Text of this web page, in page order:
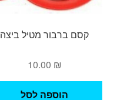
קסם ברבור מטיל ביצה
10.00 ₪
הוספה לסל